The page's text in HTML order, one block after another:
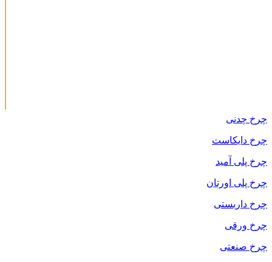
چرخ چدنی
چرخ دایکاست
چرخ پلی آمید
چرخ پلی اورتان
چرخ داربستی
چرخ ورقی
چرخ صنعتی